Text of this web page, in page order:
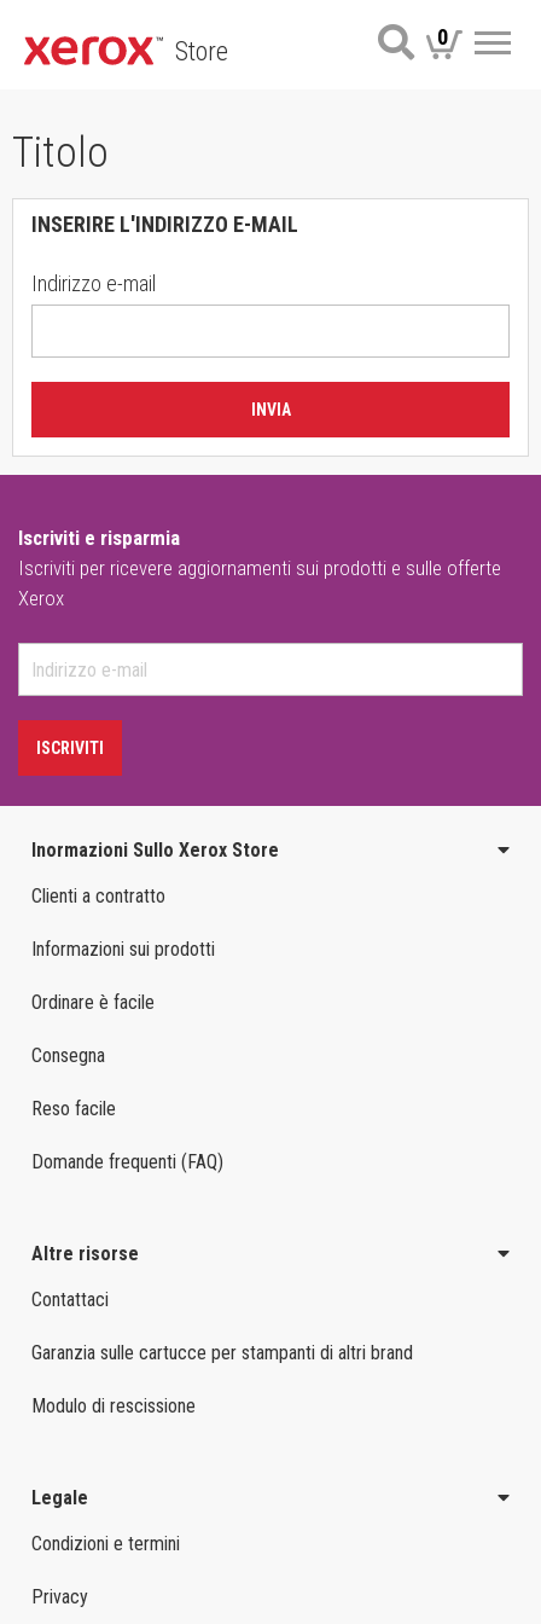
Store 0
Titolo
INSERIRE L'INDIRIZZO E-MAIL
Indirizzo e-mail
INVIA
Iscriviti e risparmia
Iscriviti per ricevere aggiornamenti sui prodotti e sulle offerte
Xerox
ISCRIVITI
Inormazioni Sullo Xerox Store
Clienti a contratto
Informazioni sui prodotti
Ordinare è facile
Consegna
Reso facile
Domande frequenti (FAQ)
Altre risorse
Contattaci
Garanzia sulle cartucce per stampanti di altri brand
Modulo di rescissione
Legale
Condizioni e termini
Privacy